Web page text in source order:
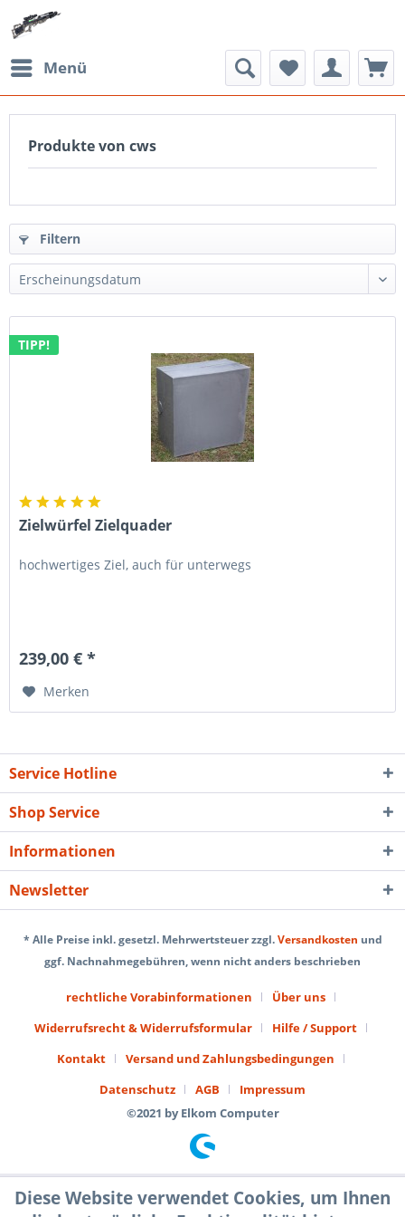
Menü
Produkte von cws
Filtern
TIPP!
Zielwürfel Zielquader
hochwertiges Ziel, auch für unterwegs
239,00 € *
Merken
Service Hotline
Shop Service
Informationen
Newsletter
* Alle Preise inkl. gesetzl. Mehrwertsteuer zzgl.Versandkosten und
ggf. Nachnahmegebühren, wenn nicht anders beschrieben
rechtliche Vorabinformationen
Über uns
Widerrufsrecht & Widerrufsformular
Hilfe / Support
Kontakt
Versand und Zahlungsbedingungen
Datenschutz
AGB
Impressum
©2021 by Elkom Computer
Diese Website verwendet Cookies, um Ihnen